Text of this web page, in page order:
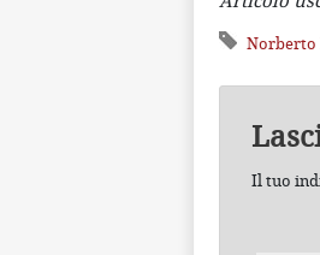
Norberto
Il tuo